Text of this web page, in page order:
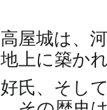
高屋城は、
地上に築か
好氏、そし